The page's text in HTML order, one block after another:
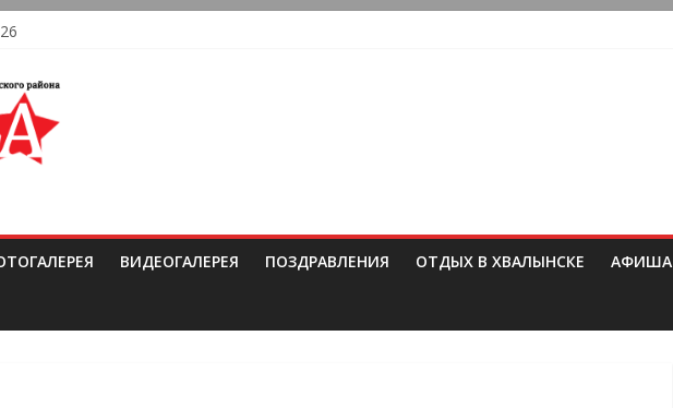
ВИДЕОГАЛЕРЕЯ ПОЗДРАВЛЕНИЯ ОТДЫХ В ХВАЛЫНСКЕ АФИША